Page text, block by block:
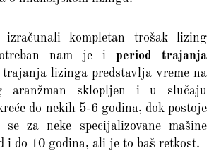
kompletan trošak lizing
nam je i period trajanja
trajanja lizinga predstavlja vreme na
aranžman sklopljen i u slučaju
do nekih 5-6 godina, dok postoje
za neke specijalizovane mašine
i do 10 godina, ali je to baš retkost.